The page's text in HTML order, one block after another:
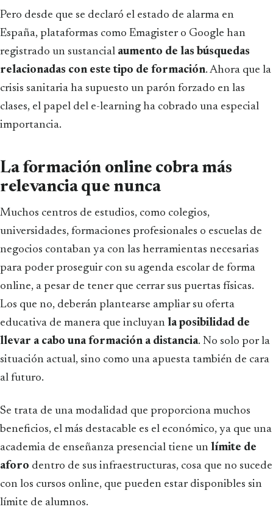
Pero desde que se declaró el estado de alarma en
España, plataformas como Emagister o Google han
registrado un sustancial aumento de las búsquedas
relacionadas con este tipo de formación. Ahora que la
crisis sanitaria ha supuesto un parón forzado en las
clases, el papel del e-learning ha cobrado una especial
importancia.
La formación online cobra más
relevancia que nunca
Muchos centros de estudios, como colegios,
universidades, formaciones profesionales o escuelas de
negocios contaban ya con las herramientas necesarias
para poder proseguir con su agenda escolar de forma
online, a pesar de tener que cerrar sus puertas físicas.
Los que no, deberán plantearse ampliar su oferta
educativa de manera que incluyan la posibilidad de
llevar a cabo una formación a distancia. No solo por la
situación actual, sino como una apuesta también de cara
al futuro.
Se trata de una modalidad que proporciona muchos
beneficios, el más destacable es el económico, ya que una
academia de enseñanza presencial tiene un límite de
aforo dentro de sus infraestructuras, cosa que no sucede
con los cursos online, que pueden estar disponibles sin
límite de alumnos.